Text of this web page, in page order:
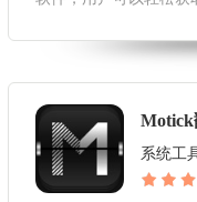
理解和优化手机的网
Motick
系统工